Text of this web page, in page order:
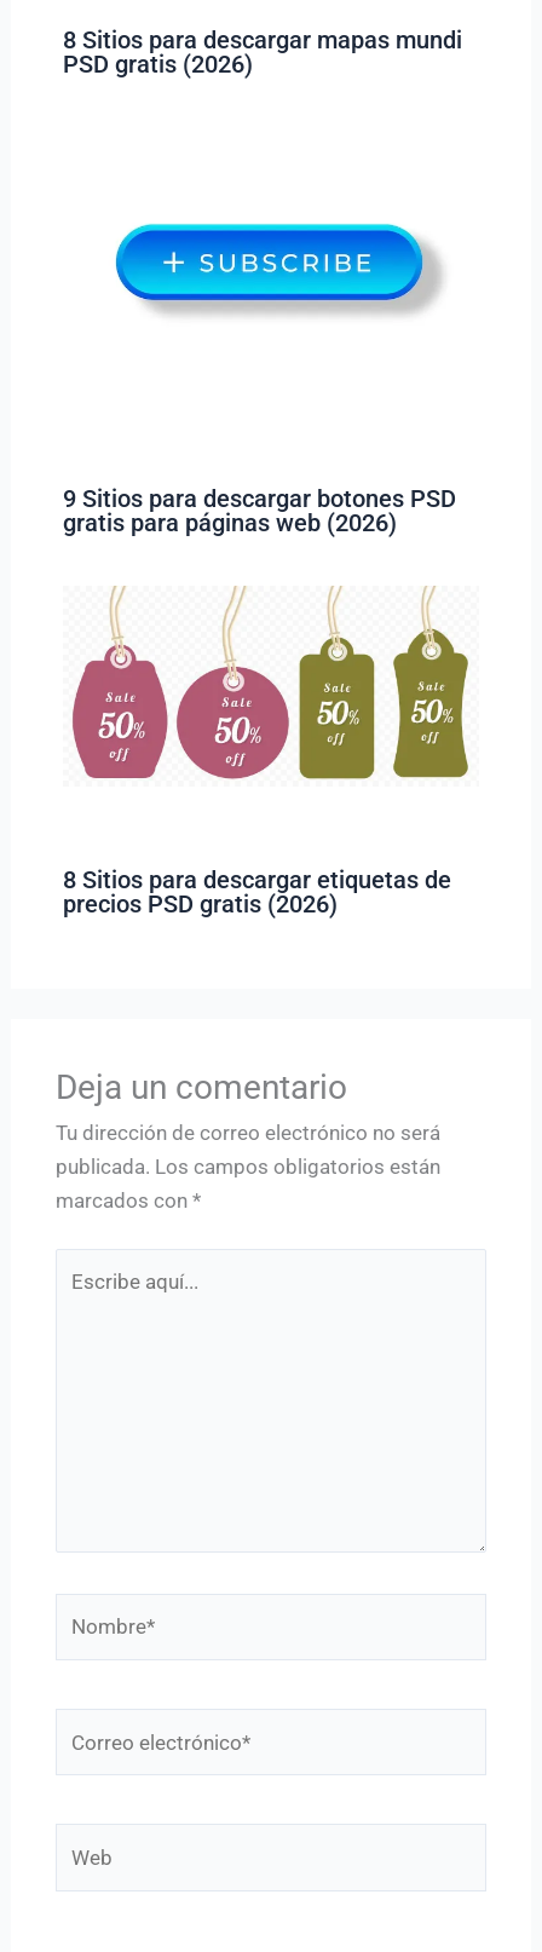
8 Sitios para descargar mapas mundi
PSD gratis (2026)
9 Sitios para descargar botones PSD
gratis para páginas web (2026)
8 Sitios para descargar etiquetas de
precios PSD gratis (2026)
Deja un comentario
Tu dirección de correo electrónico no será
publicada. Los campos obligatorios están
marcados con *
electrónico*